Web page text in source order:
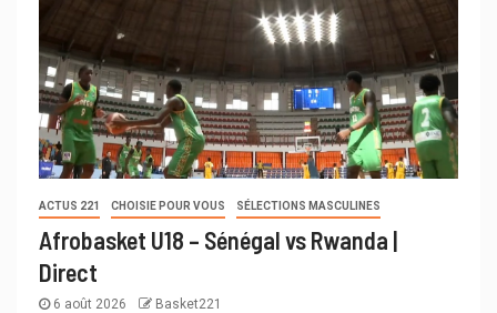
ACTUS 221 CHOISIE POUR VOUS SÉLECTIONS MASCULINES
Afrobasket U18 – Sénégal vs Rwanda |
Direct
6 août 2026 Basket221